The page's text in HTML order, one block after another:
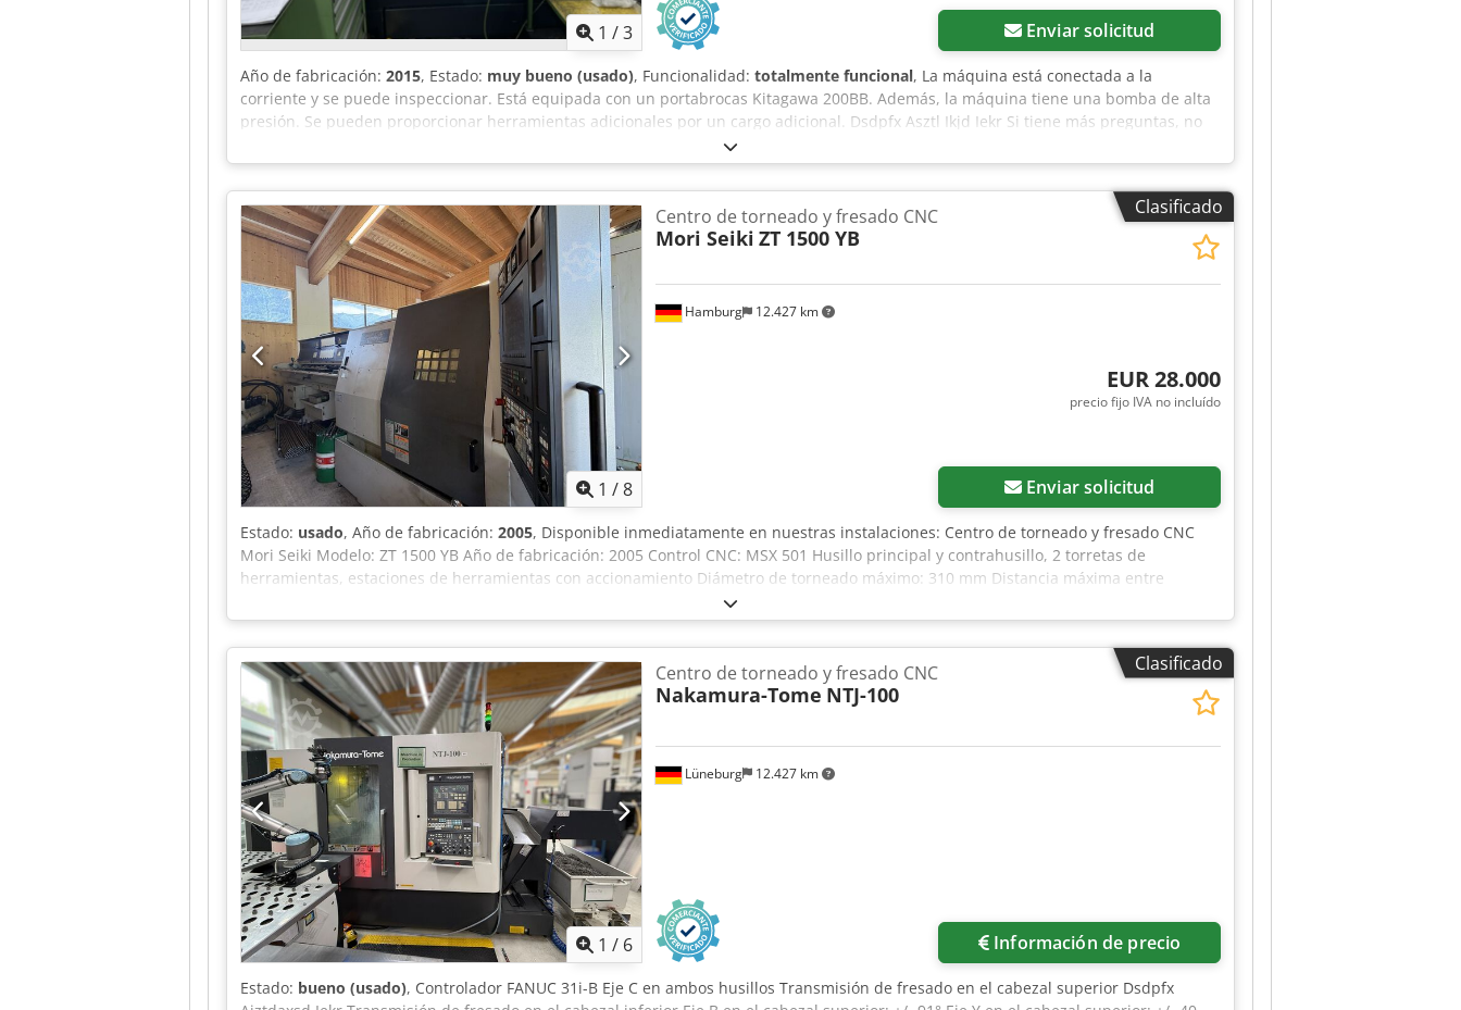
1 /3 Enviar solicitud
Año de fabricación: 2015, Estado: muy bueno (usado), Funcionalidad: totalmente funcional, La máquina está conectada a la
corriente y se puede inspeccionar. Está equipada con un portabrocas Kitagawa 200BB. Además, la máquina tiene una bomba de alta
presión. Se pueden proporcionar herramientas adicionales por un cargo adicional. Dsdpfx Asztl Ikjd Iekr Si tiene más preguntas, no
Clasificado
1 /8
Hamburg 12.427 km
Centro de torneado y fresado CNC
Mori Seiki ZT 1500 YB
EUR 28.000
precio fijo IVA no incluído
Enviar solicitud
Estado: usado, Año de fabricación: 2005, Disponible inmediatamente en nuestras instalaciones: Centro de torneado y fresado CNC
Mori Seiki Modelo: ZT 1500 YB Año de fabricación: 2005 Control CNC: MSX 501 Husillo principal y contrahusillo, 2 torretas de
herramientas, estaciones de herramientas con accionamiento Diámetro de torneado máximo: 310 mm Distancia máxima entre
centros de los husillos: 1000 mm Diámetro de torneado máximo: 190 mm Longitud de torneado máxima: 235 mm Velocidad de husillo:
50 – 5000 rpm Potencia del husillo principal: 22/18,5 kW Diámetro del orificio del husillo: 73 mm Diámetro del mandril: 210 mm
Diámetro de la barra: 52 mm Torretas de herramientas: 2 Posiciones de herramientas: 2 x 16 estaciones Número de estaciones con
accionamiento: 2 x 16 estaciones Velocidad de las estaciones con accionamiento: máx. 6000 rpm Potencia de cada estación con
accionamiento: 5,5 / 2,2 kW Transportador de virutas Dksdjztkfhopfx Ad Ijr Sistema de refrigeración Eje Y: 1 Eje C: 2 Contrahusillo
Estaciones con accionamiento: 2 Torretas de herramientas: 2 Portaherramientas fijos: 12 + 10 Portaherramientas con accionamiento: 6
+ 1 Cargador de barras IEMCA Master 880 MP – E Peso: 10 toneladas
Clasificado
1 / 6
Lüneburg 12.427 km
Centro de torneado y fresado CNC
Nakamura-Tome NTJ-100
Información de precio
Estado: bueno (usado), Controlador FANUC 31i-B Eje C en ambos husillos Transmisión de fresado en el cabezal superior Dsdpfx